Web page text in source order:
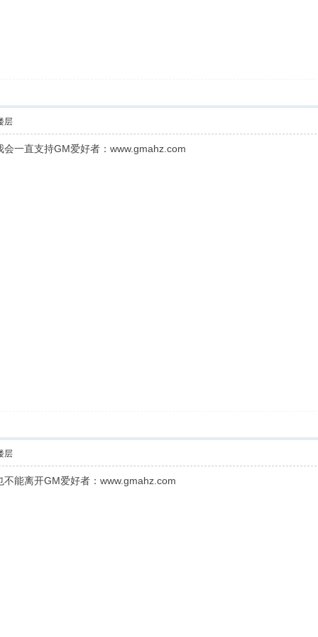
层
一直支持GM爱好者：www.gmahz.com
层
能离开GM爱好者：www.gmahz.com